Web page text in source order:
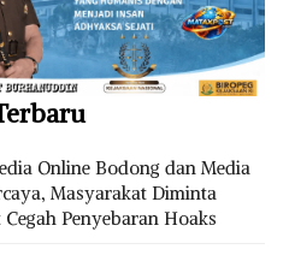
Online Bodong dan Media
Masyarakat Diminta
Penyebaran Hoaks